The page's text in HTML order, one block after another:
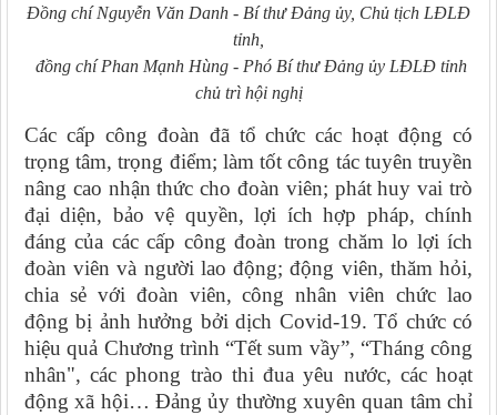
Đồng chí Nguyễn Văn Danh - Bí thư Đảng ủy, Chủ tịch LĐLĐ
tỉnh,
đồng chí Phan Mạnh Hùng - Phó Bí thư Đảng ủy LĐLĐ tỉnh
chủ trì hội nghị
Các cấp công đoàn đã tổ chức các hoạt động có
trọng tâm, trọng điểm; làm tốt công tác tuyên truyền
nâng cao nhận thức cho đoàn viên; phát huy vai trò
đại diện, bảo vệ quyền, lợi ích hợp pháp, chính
đáng của các cấp công đoàn trong chăm lo lợi ích
đoàn viên và người lao động; động viên, thăm hỏi,
chia sẻ với đoàn viên, công nhân viên chức lao
động bị ảnh hưởng bởi dịch Covid-19. Tổ chức có
hiệu quả Chương trình “Tết sum vầy”, “Tháng công
nhân", các phong trào thi đua yêu nước, các hoạt
động xã hội… Đảng ủy thường xuyên quan tâm chỉ